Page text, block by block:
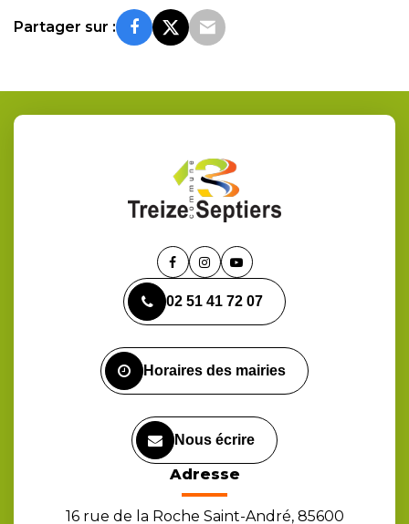
Partager sur :
Lien
le
compte
Lien
le
compte
Lien
la
chaîne
02 51 41 72 07
Horaires des mairies
Nous écrire
Adresse
16 rue de la Roche Saint-André, 85600